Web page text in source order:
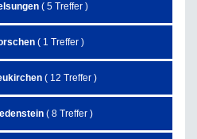
( 5 Treffer )
( 1 Treffer )
( 12 Treffer )
( 8 Treffer )